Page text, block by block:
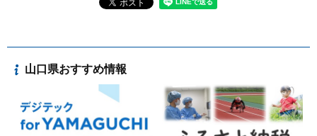
山口県おすすめ情報